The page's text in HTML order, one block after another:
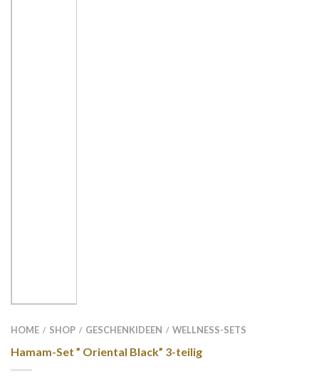
HOME / SHOP / GESCHENKIDEEN / WELLNESS-SETS
Hamam-Set ” Oriental Black” 3-teilig